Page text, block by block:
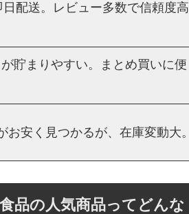
配送。レビュー多数で信頼度高
貯まりやすい。まとめ買いに便
お安く見つかるが、在庫変動大。
品の人気商品ってどんな